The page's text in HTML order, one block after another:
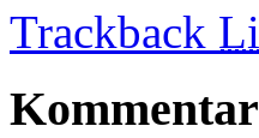
Trackback